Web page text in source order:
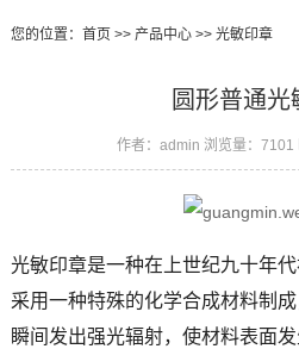
您的位置： 首页 >> 产品中心>> 光敏印章
圆形普通光
作者：admin 浏览量：7101
光敏印章是一种在上世纪九十年
采用一种特殊的化学合成材料制
瞬间发出强光辐射，使材料表面